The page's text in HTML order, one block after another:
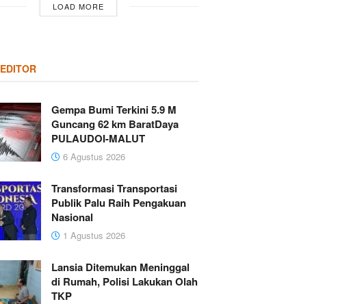
LOAD MORE
EDITOR
Gempa Bumi Terkini 5.9 M
Guncang 62 km BaratDaya
PULAUDOI-MALUT
6 Agustus 2026
Transformasi Transportasi
Publik Palu Raih Pengakuan
Nasional
1 Agustus 2026
Lansia Ditemukan Meninggal
di Rumah, Polisi Lakukan Olah
TKP